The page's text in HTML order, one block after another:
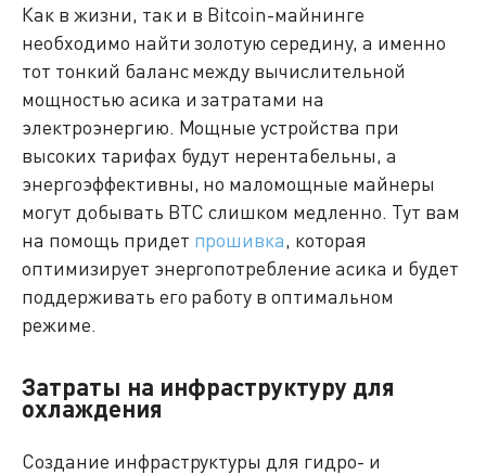
Как в жизни, так и в Bitcoin-майнинге
необходимо найти золотую середину, а именно
тот тонкий баланс между вычислительной
мощностью асика и затратами на
электроэнергию. Мощные устройства при
высоких тарифах будут нерентабельны, а
энергоэффективны, но маломощные майнеры
могут добывать BTC слишком медленно. Тут вам
на помощь придет прошивка, которая
оптимизирует энергопотребление асика и будет
поддерживать его работу в оптимальном
режиме.
Затраты на инфраструктуру для
охлаждения
Создание инфраструктуры для гидро- и